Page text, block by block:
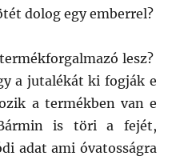
dolog egy emberrel?
lesz?
a jutalékát ki fogják e
a termékben van e
is töri a fejét,
adat ami óvatosságra